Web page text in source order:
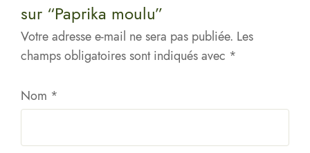
sur “Paprika moulu”
Votre adresse e-mail ne sera pas publiée. Les
champs obligatoires sont indiqués avec *
Nom *